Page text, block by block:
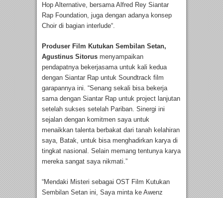
Hop Alternative, bersama Alfred Rey Siantar
Rap Foundation, juga dengan adanya konsep
Choir di bagian interlude“.
Produser Film Kutukan Sembilan Setan,
Agustinus Sitorus menyampaikan
pendapatnya bekerjasama untuk kali kedua
dengan Siantar Rap untuk Soundtrack film
garapannya ini. “Senang sekali bisa bekerja
sama dengan Siantar Rap untuk project lanjutan
setelah sukses setelah Pariban. Sinergi ini
sejalan dengan komitmen saya untuk
menaikkan talenta berbakat dari tanah kelahiran
saya, Batak, untuk bisa menghadirkan karya di
tingkat nasional. Selain memang tentunya karya
mereka sangat saya nikmati.”
“Mendaki Misteri sebagai OST Film Kutukan
Sembilan Setan ini, Saya minta ke Awenz